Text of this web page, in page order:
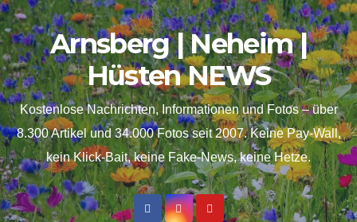
Skip
to
content
Arnsberg | Neheim |
Hüsten NEWS
Kostenlose Nachrichten, Informationen und Fotos – über
8.300 Artikel und 34.000 Fotos seit 2007. Keine Pay-Wall,
kein Klick-Bait, keine Fake-News, keine Hetze.